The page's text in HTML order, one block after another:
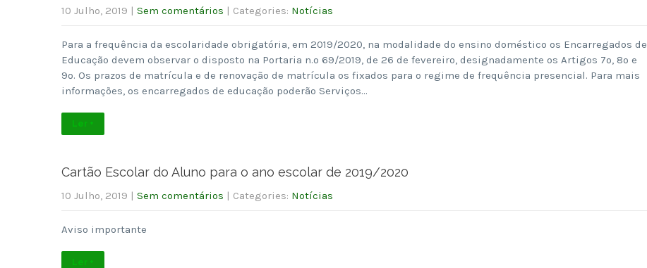
10 Julho, 2019 | Sem comentários | Categories: Notícias
Para a frequência da escolaridade obrigatória, em 2019/2020, na modalidade do ensino doméstico os Encarregados de
Educação devem observar o disposto na Portaria n.º 69/2019, de 26 de fevereiro, designadamente os Artigos 7º, 8º e
9º. Os prazos de matrícula e de renovação de matrícula os fixados para o regime de frequência presencial. Para mais
informações, os encarregados de educação poderão Serviços…
Ler +
Cartão Escolar do Aluno para o ano escolar de 2019/2020
10 Julho, 2019 | Sem comentários | Categories: Notícias
Aviso importante
Ler +